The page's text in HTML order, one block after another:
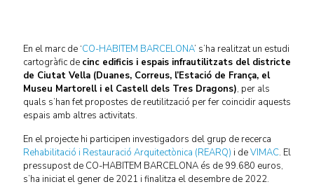
En el marc de ‘CO-HABITEM BARCELONA’ s’ha realitzat un estudi
cartogràfic de cinc edificis i espais infrautilitzats del districte
de Ciutat Vella (Duanes, Correus, l’Estació de França, el
Museu Martorell i el Castell dels Tres Dragons), per als
quals s’han fet propostes de reutilització per fer coincidir aquests
espais amb altres activitats.
En el projecte hi participen investigadors del grup de recerca
Rehabilitació i Restauració Arquitectònica (REARQ) i deVIMAC. El
pressupost de CO-HABITEM BARCELONA és de 99.680 euros,
s’ha iniciat el gener de 2021 i finalitza el desembre de 2022.